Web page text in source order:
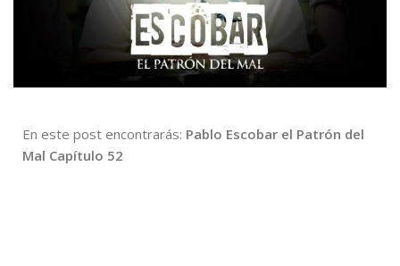
En este post encontrarás: Pablo Escobar el Patrón del
Mal Capítulo 52